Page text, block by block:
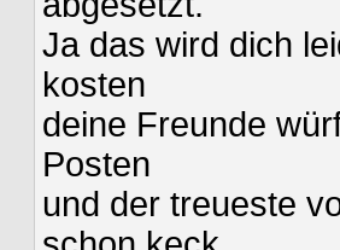
Ja das wird dich
kosten
deine Freunde
Posten
und der treueste